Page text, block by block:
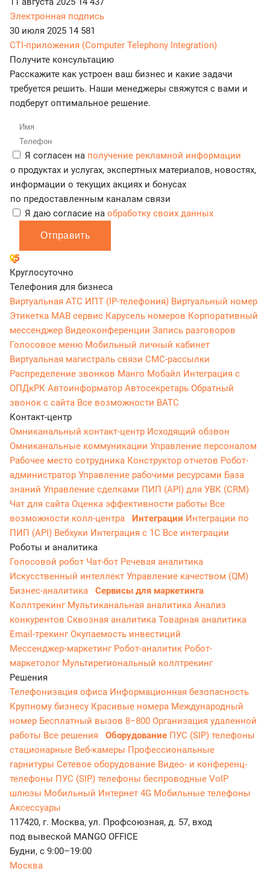
Электронная подпись
30 июля 2025 14 581
CTI-приложения (Computer Telephony Integration)
Получите консультацию
Расскажите как устроен ваш бизнес и какие задачи
требуется решить. Наши менеджеры свяжутся с вами и
подберут оптимальное решение.
Я согласен на получение рекламной информации
о продуктах и услугах, экспертных материалов, новостях,
информации о текущих акциях и бонусах
по предоставленным каналам связи
Я даю согласие на обработку своих данных
Отправить
Круглосуточно
Телефония для бизнеса
Виртуальная АТС ИПТ (IP-телефония) Виртуальный номер
Этикетка МАВ сервис Карусель номеров Корпоративный
мессенджер Видеоконференции Запись разговоров
Голосовое меню Мобильный личный кабинет
Виртуальная магистраль связи СМС-рассылки
Распределение звонков Манго Мобайл Интеграция с
ОПДкРК Автоинформатор Автосекретарь Обратный
звонок с сайта Все возможности ВАТС
Контакт-центр
Омниканальный контакт-центр Исходящий обзвон
Омниканальные коммуникации Управление персоналом
Рабочее место сотрудника Конструктор отчетов Робот-
администратор Управление рабочими ресурсами База
знаний Управление сделками ПИП (API) для УВК (CRM)
Чат для сайта Оценка эффективности работы Все
возможности колл-центра
Интеграции Интеграции по
ПИП (API) Вебхуки Интеграция с 1С Все интеграции
Роботы и аналитика
Голосовой робот Чат-бот Речевая аналитика
Искусственный интеллект Управление качеством (QM)
Бизнес-аналитика
Сервисы для маркетинга
Коллтрекинг Мультиканальная аналитика Анализ
конкурентов Сквозная аналитика Товарная аналитика
Email-трекингОкупаемость инвестиций
Мессенджер‑маркетинг Робот-аналитик Робот-
маркетолог Мультирегиональный коллтрекинг
Решения
Телефонизация офиса Информационная безопасность
Крупному бизнесу Красивые номера Международный
номер Бесплатный вызов 8−800 Организация удаленной
работы Все решения Оборудование ПУС (SIP) телефоны
стационарные Веб-камеры Профессиональные
гарнитуры Сетевое оборудование Видео- и конференц-
телефоны ПУС (SIP) телефоны беспроводные VoIP
шлюзы Мобильный Интернет 4G Мобильные телефоны
Аксессуары
117420, г. Москва, ул. Профсоюзная, д. 57, вход
под вывеской MANGO OFFICE
Будни, с 9:00–19:00
Москва